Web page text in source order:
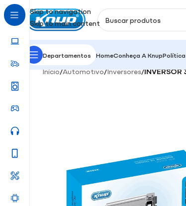
Skip to navigation
Skip to main content
Departamentos HomeConheça A Knup
Início/Automotivo/Inversores/